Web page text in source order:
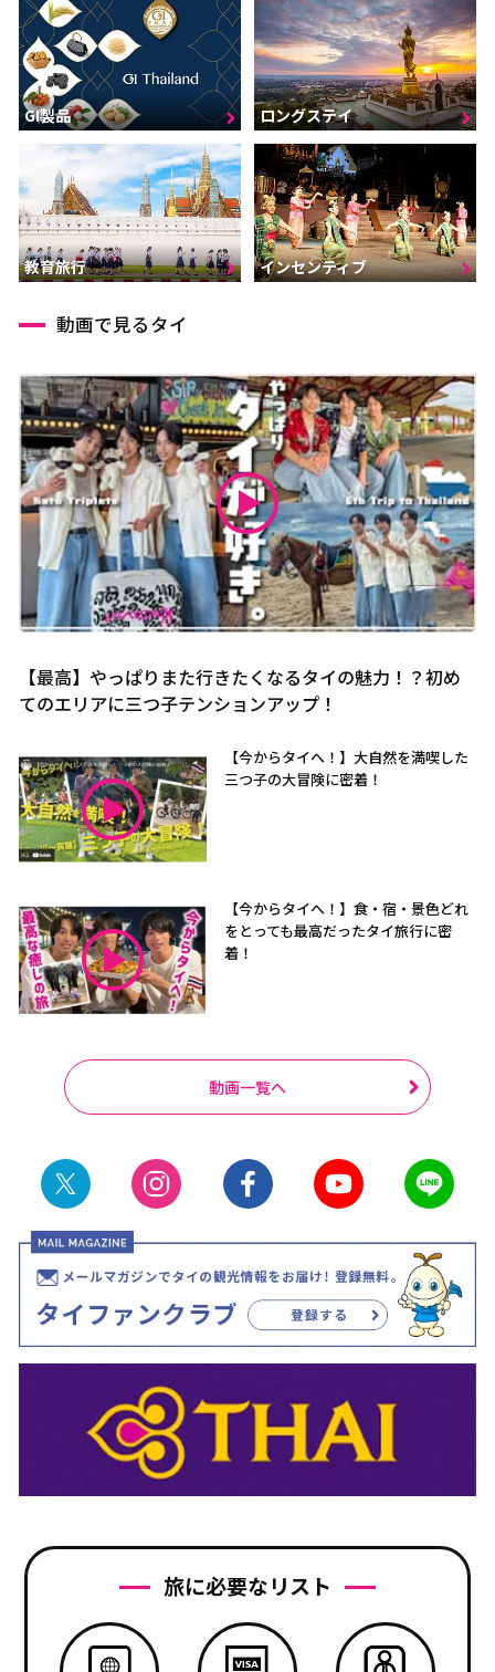
GI製品 ロングステイ
教育旅行 インセンティブ
動画で見るタイ
【最高】やっぱりまた行きたくなるタイの魅力！？初め
てのエリアに三つ子テンションアップ！
【今からタイへ！】大自然を満喫した
三つ子の大冒険に密着！
【今からタイへ！】食・宿・景色どれ
をとっても最高だったタイ旅行に密
着！
動画一覧へ
旅に必要なリスト